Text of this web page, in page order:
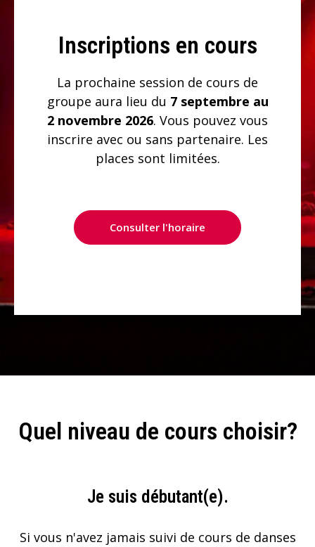
Inscriptions en cours
La prochaine session de cours de
groupe aura lieu du 7 septembre au
2 novembre 2026. Vous pouvez vous
inscrire avec ou sans partenaire. Les
places sont limitées.
Consulter l'horaire
Quel niveau de cours choisir?
Je suis débutant(e).
Si vous n'avez jamais suivi de cours de danses